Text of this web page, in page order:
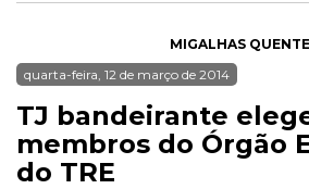
MIGALHAS
quarta-feira, 12 de março de 2014
TJ bandeirante
membros do Órgão
do TRE